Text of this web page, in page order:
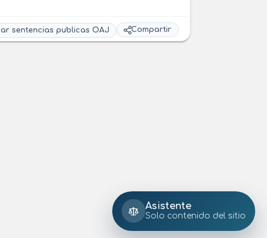
sentencias publicas OAJ Compartir
Asistente
Solo contenido del sitio